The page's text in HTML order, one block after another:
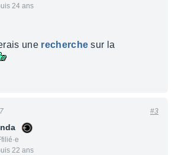
24 ans
une recherche sur la
22 ans
#3